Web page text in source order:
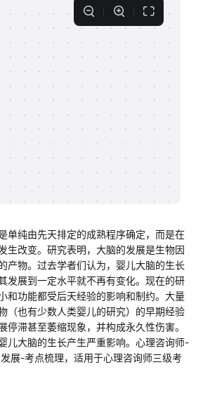
单纯由先天排定的成熟程序确定，而是在
生改变。研究表明，大脑的发展是生物因
产物。过去学者们认为，婴儿大脑的生长
发展到一定水平就不再有变化。现在的研
和功能都受后天经验的影响和制约。大量
（也有少数人类婴儿的研究）的早期经验
停滞甚至萎缩现象，并构成永久性伤害。
儿大脑的生长产生严重影响。心理咨询师-
展-考点梳理，适用于心理咨询师三级考